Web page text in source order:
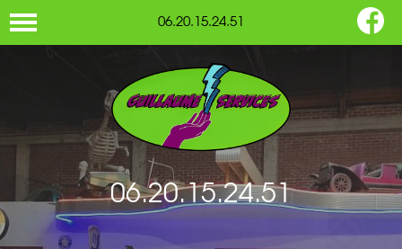
06.20.15.24.51
06.20.15.24.51